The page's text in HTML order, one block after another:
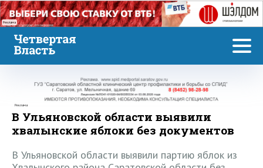
Реклама
Реклама
В Ульяновской области выявили
хвалынские яблоки без документов
В Ульяновской области выявили партию яблок из